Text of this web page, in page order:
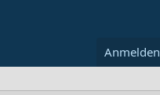
Anmelden